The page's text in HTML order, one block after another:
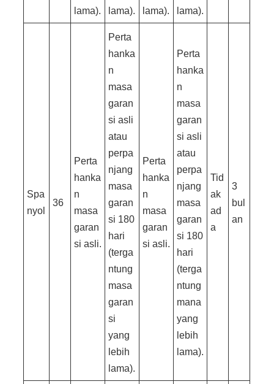
lama).
lama).
lama).
lama).
Spa
nyol
36
Perta
hanka
n
masa
garan
si asli.
Perta
hanka
n
masa
garan
si asli
atau
perpa
njang
masa
garan
si 180
hari
(terga
ntung
masa
garan
si
yang
lebih
lama).
Perta
hanka
n
masa
garan
si asli.
Perta
hanka
n
masa
garan
si asli
atau
perpa
njang
masa
garan
si 180
hari
(terga
ntung
mana
yang
lebih
lama).
Tid
ak
ad
a
3
bul
an